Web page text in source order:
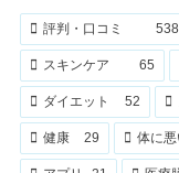
評判・口コミ 538
スキンケア 65
ダイエット 52
健康 29 体に悪